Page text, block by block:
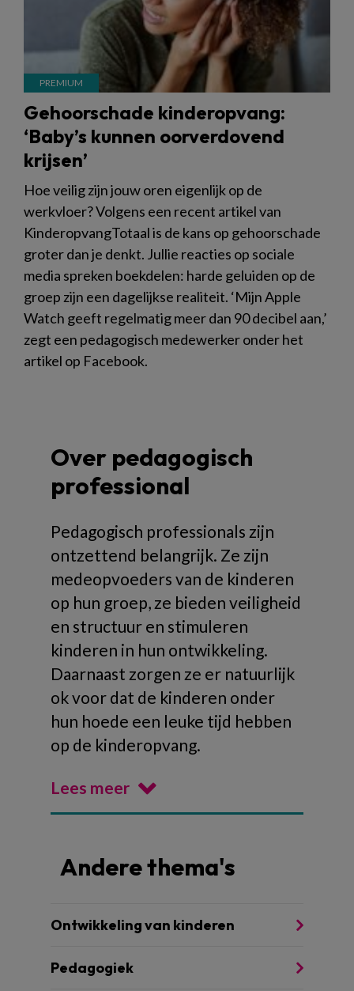
Gehoorschade kinderopvang:
‘Baby’s kunnen oorverdovend
krijsen’
Hoe veilig zijn jouw oren eigenlijk op de
werkvloer? Volgens een recent artikel van
KinderopvangTotaal is de kans op gehoorschade
groter dan je denkt. Jullie reacties op sociale
media spreken boekdelen: harde geluiden op de
groep zijn een dagelijkse realiteit. ‘Mijn Apple
Watch geeft regelmatig meer dan 90 decibel aan,’
zegt een pedagogisch medewerker onder het
artikel op Facebook.
Over pedagogisch
professional
Pedagogisch professionals zijn
ontzettend belangrijk. Ze zijn
medeopvoeders van de kinderen
op hun groep, ze bieden veiligheid
en structuur en stimuleren
kinderen in hun ontwikkeling.
Daarnaast zorgen ze er natuurlijk
ok voor dat de kinderen onder
hun hoede een leuke tijd hebben
op de kinderopvang.
Lees meer
Andere thema's
Ontwikkeling van kinderen
Pedagogiek